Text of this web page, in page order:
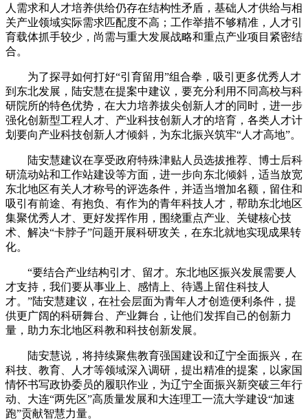
人需求和人才培养供给仍存在结构性矛盾，基础人才供给与相
关产业领域实际需求匹配度不高；工作举措不够精准，人才引
育载体抓手较少，尚需与重大发展战略和重点产业项目紧密结
合。
为了探寻如何打好“引育留用”组合拳，吸引更多优秀人才
到东北发展，陆安慧在提案中建议，要充分利用不同高校与科
研院所的特色优势，在大力培养拔尖创新人才的同时，进一步
强化创新型工程人才、产业科技创新人才的培育，各类人才计
划要向产业科技创新人才倾斜，为东北振兴筑牢“人才高地”。
陆安慧建议在享受政府特殊津贴人员选拔推荐、博士后科
研流动站和工作站建设等方面，进一步向东北倾斜，适当放宽
东北地区有关人才称号的评选条件，并适当增加名额，留住和
吸引有前途、有抱负、有作为的青年科技人才，帮助东北地区
集聚优秀人才、更好发挥作用，围绕重点产业、关键核心技
术、解决“卡脖子”问题开展科研攻关，在东北就地实现成果转
化。
“要结合产业结构引才、留才。东北地区振兴发展需要人
才支持，我们要从事业上、感情上、待遇上留住科技人
才。”陆安慧建议，在社会层面为青年人才创造便利条件，提
供更广阔的科研舞台、产业舞台，让他们发挥自己的创新力
量，助力东北地区科教和科技创新发展。
陆安慧说，将持续聚焦教育强国建设和辽宁全面振兴，在
科技、教育、人才等领域深入调研，提出精准的提案，以家国
情怀书写政协委员的履职作业，为辽宁全面振兴新突破三年行
动、大连“两先区”高质量发展和大连理工一流大学建设“加速
跑”贡献智慧力量。